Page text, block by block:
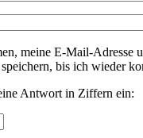
meine E-Mail-Adresse
bis ich wieder
Antwort in Ziffern ein: